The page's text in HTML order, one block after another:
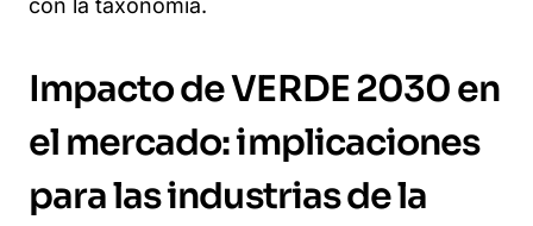
con la taxonomía.
Impacto de VERDE 2030 en
el mercado: implicaciones
para las industrias de la